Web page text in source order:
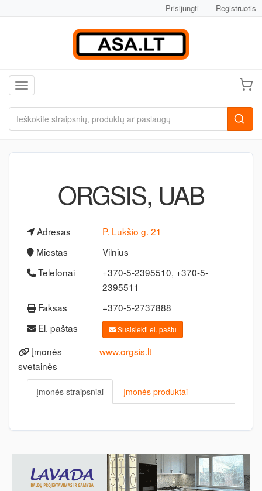
Prisijungti Registruotis
Toggle navigation
ORGSIS, UAB
Adresas
P. Lukšio g. 21
Miestas
Vilnius
Telefonai
+370-5-2395510, +370-5-
2395511
Faksas
+370-5-2737888
El. paštas
Susisiekti el. paštu
Įmonės
svetainės
www.orgsis.lt
Įmonės straipsniai Įmonės produktai